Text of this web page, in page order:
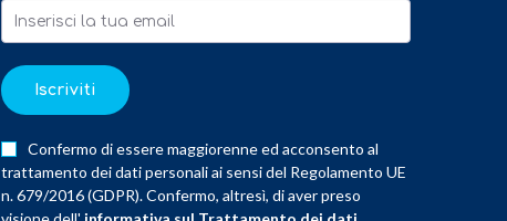
Iscriviti
Confermo di essere maggiorenne ed acconsento al
trattamento dei dati personali ai sensi del Regolamento UE
n. 679/2016 (GDPR). Confermo, altresì, di aver preso